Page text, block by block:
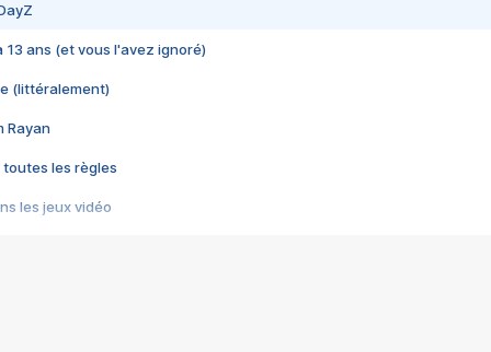
13 ans (et vous l'avez ignoré)
(littéralement)
Rayan
toutes les règles
les jeux vidéo